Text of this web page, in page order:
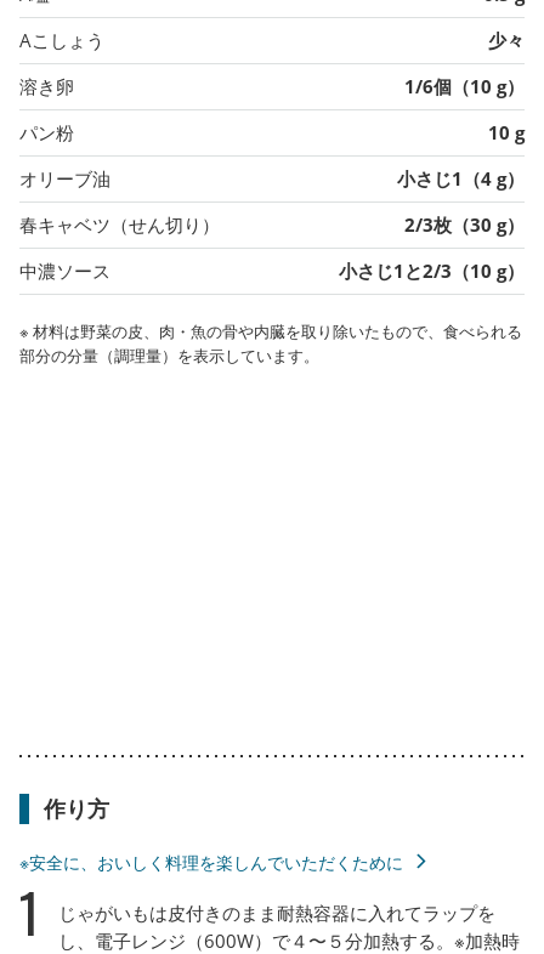
Aこしょう
少々
溶き卵
1/6個（10 g）
パン粉
10 g
オリーブ油
小さじ1（4 g）
春キャベツ（せん切り）
2/3枚（30 g）
中濃ソース
小さじ1と2/3（10 g）
※ 材料は野菜の皮、肉・魚の骨や内臓を取り除いたもので、食べられる
部分の分量（調理量）を表示しています。
作り方
※安全に、おいしく料理を楽しんでいただくために
1
じゃがいもは皮付きのまま耐熱容器に入れてラップを
し、電子レンジ（600W）で４〜５分加熱する。※加熱時